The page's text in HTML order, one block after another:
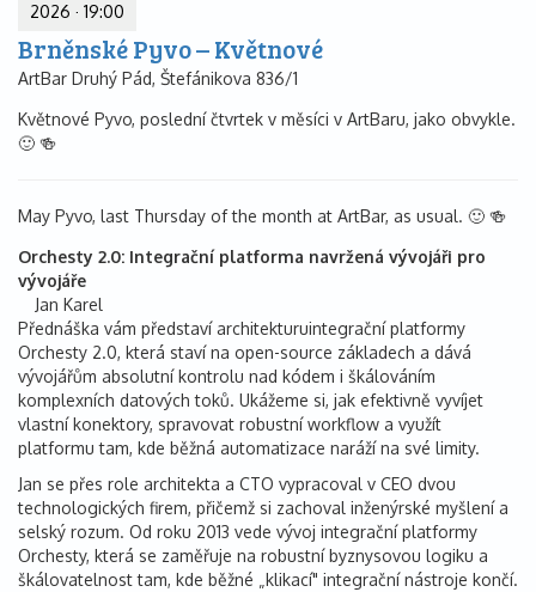
2026 ·19:00
Brněnské Pyvo – Květnové
ArtBar Druhý Pád, Štefánikova 836/1
Květnové Pyvo, poslední čtvrtek v měsíci v ArtBaru, jako obvykle.
🙂 🍻
May Pyvo, last Thursday of the month at ArtBar, as usual. 🙂 🍻
Orchesty 2.0: Integrační platforma navržená vývojáři pro
vývojáře
Jan Karel
Přednáška vám představí architekturuintegrační platformy
Orchesty 2.0, která staví na open-source základech a dává
vývojářům absolutní kontrolu nad kódem i škálováním
komplexních datových toků. Ukážeme si, jak efektivně vyvíjet
vlastní konektory, spravovat robustní workflow a využít
platformu tam, kde běžná automatizace naráží na své limity.
Jan se přes role architekta a CTO vypracoval v CEO dvou
technologických firem, přičemž si zachoval inženýrské myšlení a
selský rozum. Od roku 2013 vede vývoj integrační platformy
Orchesty, která se zaměřuje na robustní byznysovou logiku a
škálovatelnost tam, kde běžné „klikací" integrační nástroje končí.